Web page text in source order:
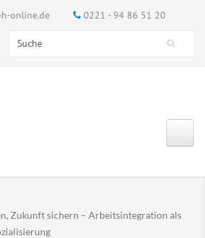
online.de 0221 - 94 86 51 20
Suchformular
Search this site
Zukunft sichern – Arbeitsintegration als